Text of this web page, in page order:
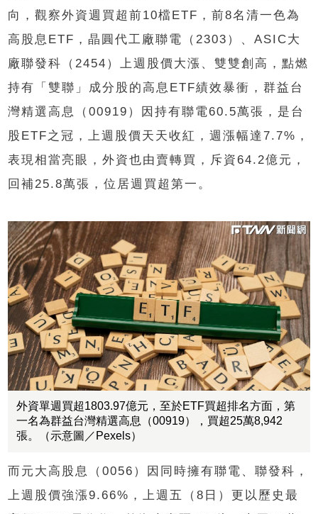
向，觀察外資週買超前10檔ETF，前8名清一色為
高股息ETF，晶圓代工廠聯電（2303）、ASIC大
廠聯發科（2454）上週股價大漲、雙雙創高，點燃
持有「雙聯」成分股的高息ETF績效暴衝，群益台
灣精選高息（00919）因持有聯電60.5萬張，是台
股ETF之冠，上週股價天天收紅，週漲幅達7.7%，
表現相當亮眼，外資也由賣轉買，斥資64.2億元，
回補25.8萬張，位居週買超第一。
外資單週買超1803.97億元，至於ETF買超排名方面，第
一名為群益台灣精選高息（00919），買超25萬8,942
張。（示意圖／Pexels）
而元大高股息（0056）因同時擁有聯電、聯發科，
上週股價強漲9.66%，上週五（8日）更以歷史最